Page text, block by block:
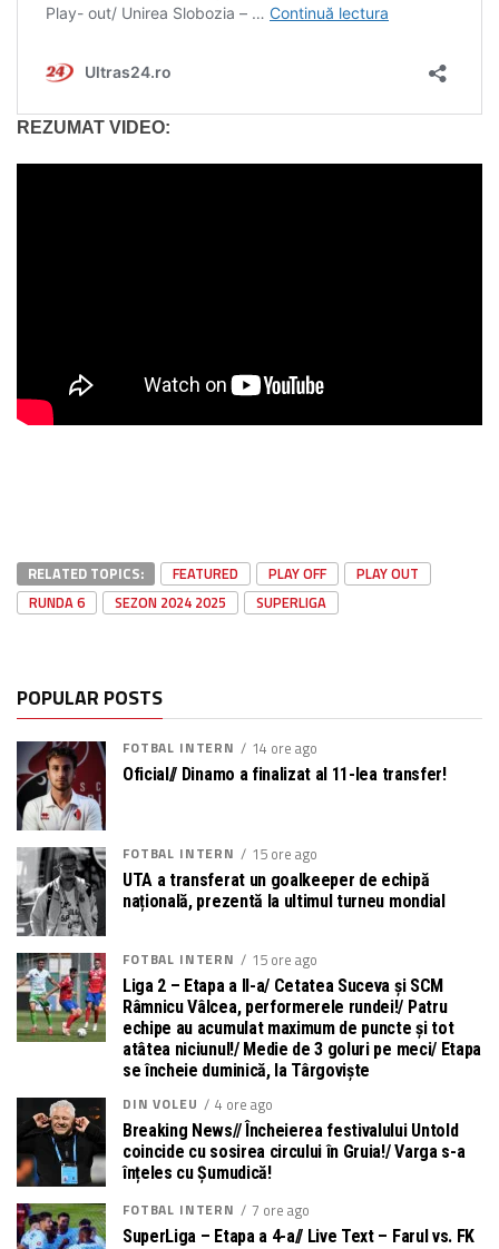
REZUMAT VIDEO:
RELATED TOPICS: FEATURED PLAY OFF
PLAY OUT
RUNDA 6
SEZON 2024 2025 SUPERLIGA
POPULAR POSTS
FOTBAL INTERN 14 ore ago
Oficial// Dinamo a finalizat al 11-lea transfer!
FOTBAL INTERN 15 ore ago
UTA a transferat un goalkeeper de echipă
națională, prezentă la ultimul turneu mondial
FOTBAL INTERN 15 ore ago
Liga 2 – Etapa a II-a/ Cetatea Suceva și SCM
Râmnicu Vâlcea, performerele rundei!/ Patru
echipe au acumulat maximum de puncte și tot
atâtea niciunul!/ Medie de 3 goluri pe meci/ Etapa
se încheie duminică, la Târgoviște
DIN VOLEU
4 ore ago
Breaking News// Încheierea festivalului Untold
coincide cu sosirea circului în Gruia!/ Varga s-a
înțeles cu Șumudică!
FOTBAL INTERN
7 ore ago
SuperLiga – Etapa a 4-a// Live Text – Farul vs. FK